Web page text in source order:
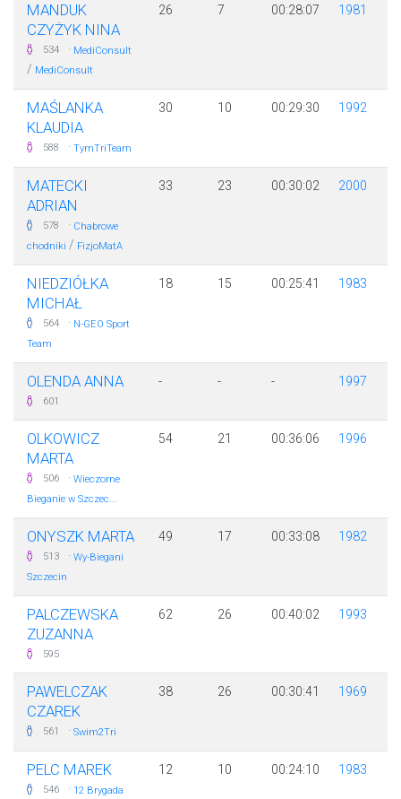
MANDUK
CZYŻYK NINA
534 · MediConsult
/ MediConsult
26 7 00:28:07 1981
MAŚLANKA
KLAUDIA
588 · TymTriTeam
30 10 00:29:30 1992
MATECKI
ADRIAN
578 · Chabrowe
chodniki / FizjoMatA
33 23 00:30:02 2000
NIEDZIÓŁKA
MICHAŁ
564 · N-GEO Sport
Team
18 15 00:25:41 1983
OLENDA ANNA
601
- - - 1997
OLKOWICZ
MARTA
506 · Wieczorne
Bieganie w Szczec...
54 21 00:36:06 1996
ONYSZK MARTA
513 · Wy-Biegani
Szczecin
49 17 00:33:08 1982
PALCZEWSKA
ZUZANNA
595
62 26 00:40:02 1993
PAWELCZAK
CZAREK
561 · Swim2Tri
38 26 00:30:41 1969
PELC MAREK
546 · 12 Brygada
12 10 00:24:10 1983